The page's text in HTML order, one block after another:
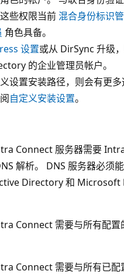
些权限当前 混合身份标识
角色具备。
设置或从 DirSync 升级
的企业管理员帐户。
设置安装路径，则会有更
自定义安装设置。
Connect 服务器需要
解析。 DNS 服务器必须
Directory 和 Microsoft
Connect 需要与所有配置
Connect 需要与所有已配